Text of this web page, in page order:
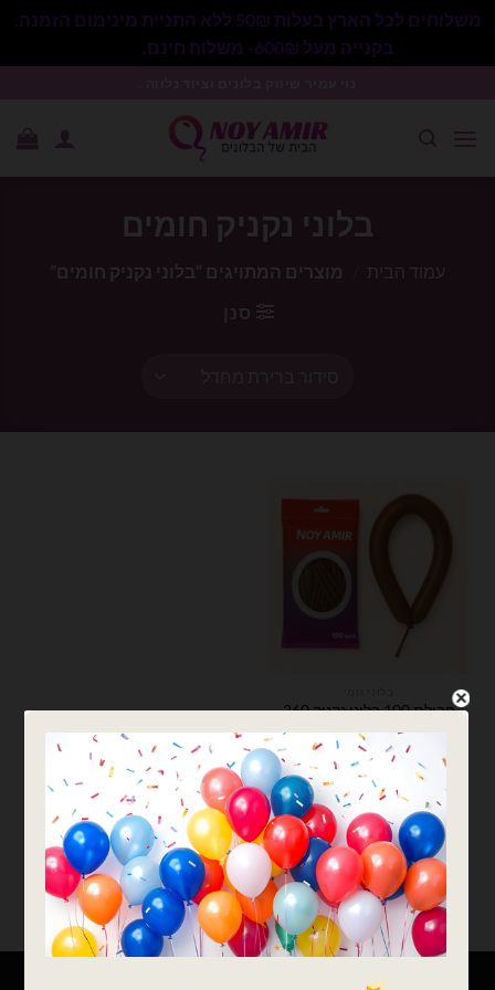
משלוחים לכל הארץ בעלות 50₪ ללא התניית מינימום הזמנה.
בקנייה מעל 600₪- משלוח חינם.
בלוני נקניק חומים
עמוד הבית
מוצרים המתויגים “בלוני נקניק חומים”
סנן
חבילת 100 בלוני נקניק 260
חום מוקה
25.00
כמות של חבילת 100 בלוני נקניק 260 חום מוקה
הוספה לסל